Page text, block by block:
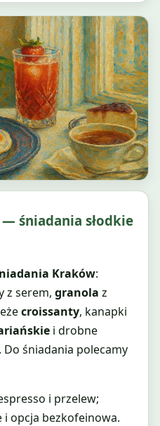
śniadania słodkie
Kraków:
z serem, granola z
croissanty, kanapki
i drobne
śniadania polecamy
i przelew;
opcja bezkofeinowa.